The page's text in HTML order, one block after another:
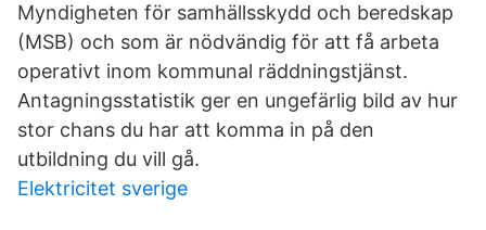
Myndigheten för samhällsskydd och beredskap
(MSB) och som är nödvändig för att få arbeta
operativt inom kommunal räddningstjänst.
Antagningsstatistik ger en ungefärlig bild av hur
stor chans du har att komma in på den
utbildning du vill gå.
Elektricitet sverige